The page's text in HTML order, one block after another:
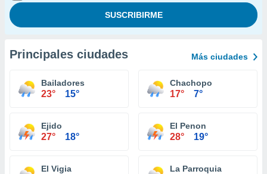
Principales ciudades Más ciudades
Bailadores
23° 15°
Chachopo
17° 7°
Ejido
27° 18°
El Penon
28° 19°
El Vigia La Parroquia